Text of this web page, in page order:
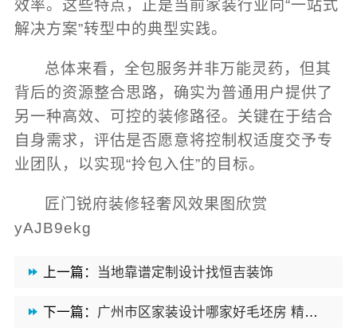
效率。这些特点，正是当前家装行业向“一站式
解决方案”转型中的典型实践。
总体来看，全包服务并非万能灵药，但其
背后的资源整合思路，确实为普通用户提供了
另一种高效、可控的装修路径。关键在于结合
自身需求，评估是否愿意将控制权适度交予专
业团队，以实现“拎包入住”的目标。
匠门锐府装修轻奢风效果图欣赏
yAJB9ekg
上一篇： 当地靠谱定制设计找恒吉装饰
下一篇： 广州市区家装设计哪家好毛坯房 精匠饰家